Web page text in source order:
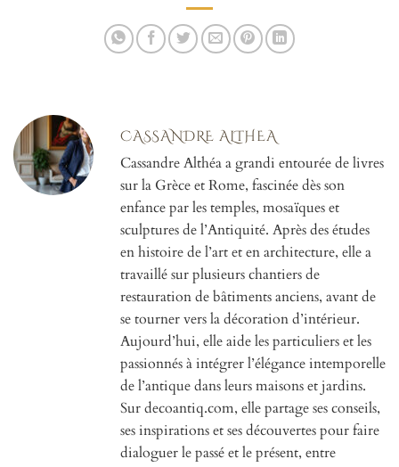
CASSANDRE ALTHEA
Cassandre Althéa a grandi entourée de livres
sur la Grèce et Rome, fascinée dès son
enfance par les temples, mosaïques et
sculptures de l’Antiquité. Après des études
en histoire de l’art et en architecture, elle a
travaillé sur plusieurs chantiers de
restauration de bâtiments anciens, avant de
se tourner vers la décoration d’intérieur.
Aujourd’hui, elle aide les particuliers et les
passionnés à intégrer l’élégance intemporelle
de l’antique dans leurs maisons et jardins.
Sur decoantiq.com, elle partage ses conseils,
ses inspirations et ses découvertes pour faire
dialoguer le passé et le présent, entre